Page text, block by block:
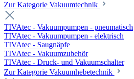
Zur Kategorie Vakuumtechnik
TIVAtec - Vakuumpumpen - pneumatisch
TIVAtec - Vakuumpumpen - elektrisch
TIVAtec - Saugnäpfe
TIVAtec - Vakuumzubehör
TIVAtec - Druck- und Vakuumschalter
Zur Kategorie Vakuumhebetechnik